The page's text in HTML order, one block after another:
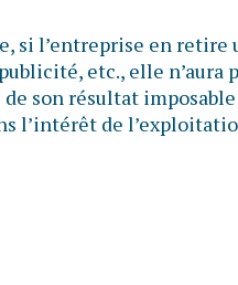
si l’entreprise en
etc., elle n’aura
son résultat
l’intérêt de